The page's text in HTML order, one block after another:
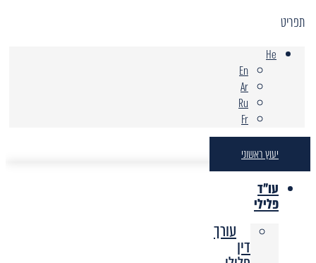
תפריט
He
En
Ar
Ru
Fr
יעוץ ראשוני
עו"ד
פלילי
עורך
דין